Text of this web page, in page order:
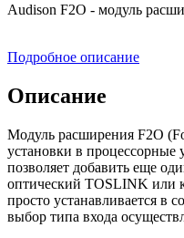
Audison F2O - модуль
Подробное описание
Описание
Модуль расширения F2O
установки в
позволяет добавить еще
оптический TOSLINK или
просто устанавливается в
выбор типа входа